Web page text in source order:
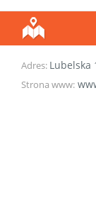
Adres: Lubelska
Strona www: